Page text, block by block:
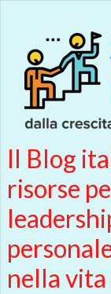
Il Blog
risorse
nella vita